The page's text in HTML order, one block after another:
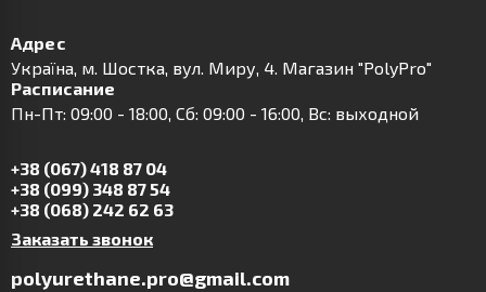
Адрес
Українa, м. Шостка, вул. Миру, 4. Магазин "PolyPro"
Расписание
Пн-Пт: 09:00 - 18:00, Сб: 09:00 - 16:00, Вс: выходной
+38 (067) 418 87 04
+38 (099) 348 87 54
+38 (068) 242 62 63
Заказать звонок
polyurethane.pro@gmail.com